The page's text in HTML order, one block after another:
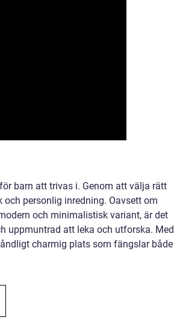
barn att trivas i. Genom att välja rätt
personlig inredning. Oavsett om
och minimalistisk variant, är det
uppmuntrad att leka och utforska. Med
charmig plats som fängslar både